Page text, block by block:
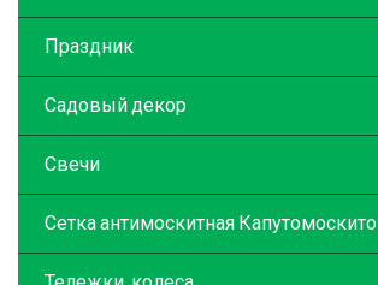
Праздник
Садовый декор
Свечи
Сетка антимоскитная Капутомоскито